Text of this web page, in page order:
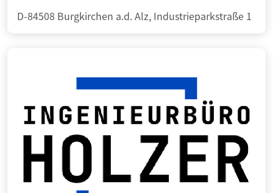
D-84508 Burgkirchen a.d. Alz, Industrieparkstraße 1